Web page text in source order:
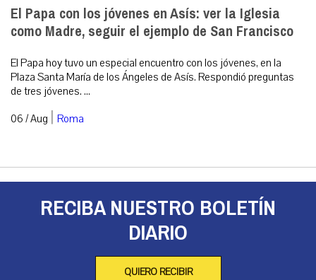
El Papa con los jóvenes en Asís: ver la Iglesia
como Madre, seguir el ejemplo de San Francisco
El Papa hoy tuvo un especial encuentro con los jóvenes, en la
Plaza Santa María de los Ángeles de Asís. Respondió preguntas
de tres jóvenes. ...
06 / Aug | Roma
RECIBA NUESTRO BOLETÍN
DIARIO
QUIERO RECIBIR